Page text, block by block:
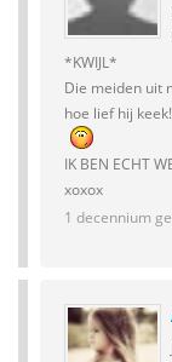
*KWIJL*
Die meiden uit
hoe lief hij keek!
IK BEN ECHT
xoxox
1 decennium